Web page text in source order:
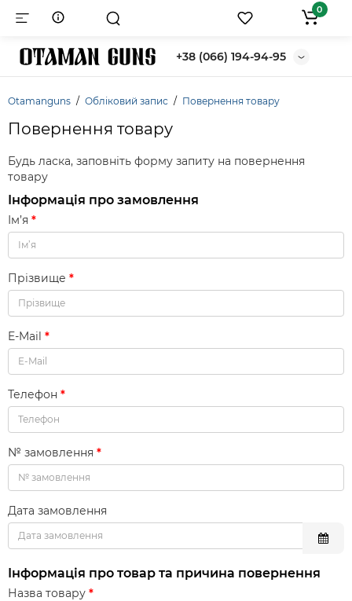
+38 (066) 194-94-95
0
Otamanguns Обліковий запис Повернення товару
Повернення товару
Будь ласка, заповніть форму запиту на повернення
товару
Інформація про замовлення
Ім’я
Прізвище
E-Mail
Телефон
№ замовлення
Дата замовлення
Інформація про товар та причина повернення
Назва товару